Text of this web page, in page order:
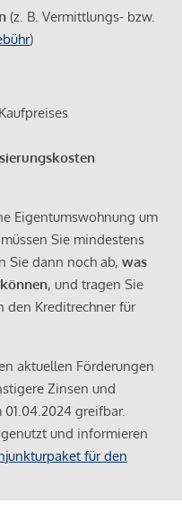
(z. B. Vermittlungs- bzw.
)
Eigentumswohnung um
Sie mindestens
Sie dann noch ab, was
, und tragen Sie
den Kreditrechner für
aktuellen Förderungen
Zinsen und
greifbar.
und informieren
für den